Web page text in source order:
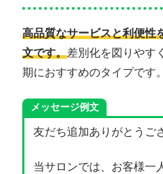
高品質なサービスと利便性
文です。差別化を図りやす
期におすすめのタイプです。
メッセージ例文
友だち追加ありがとうご
当サロンでは、お客様一